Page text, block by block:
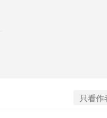
只看作